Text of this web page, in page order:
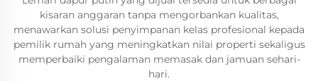
kisaran anggaran tanpa mengorbankan kualitas,
menawarkan solusi penyimpanan kelas profesional kepada
pemilik rumah yang meningkatkan nilai properti sekaligus
memperbaiki pengalaman memasak dan jamuan sehari-
hari.